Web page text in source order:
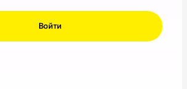
Войти